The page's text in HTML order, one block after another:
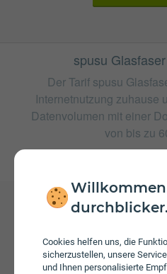
Cookies helfen uns, die
sicherzustellen, unsere
und Ihnen personalisierte
spusu
Der Tarif spusu
Internetnutzung zuhause
Datenvolumen mit einer
von bis zu
Beim Tarif spusu
Gebühren